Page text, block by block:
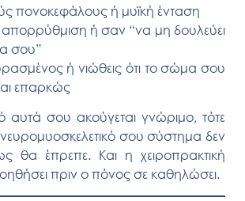
πονοκεφάλους ή μυϊκή ένταση
απορρύθμιση ή σαν “να μη δουλεύει
σου”
ή νιώθεις ότι το σώμα σου
επαρκώς
αυτά σου ακούγεται γνώριμο, τότε
σου σύστημα δεν
θα έπρεπε. Και η χειροπρακτική
πριν ο πόνος σε καθηλώσει.